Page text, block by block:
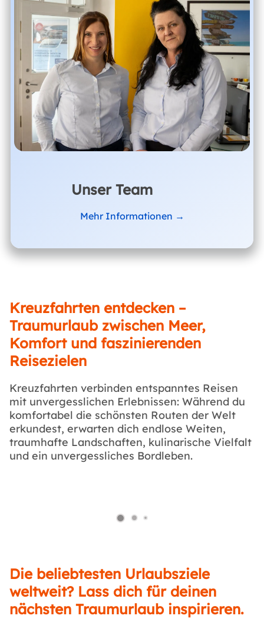
Unser Team
Mehr Informationen →
Kreuzfahrten entdecken –
Traumurlaub zwischen Meer,
Komfort und faszinierenden
Reisezielen
Kreuzfahrten verbinden entspanntes Reisen
mit unvergesslichen Erlebnissen: Während du
komfortabel die schönsten Routen der Welt
erkundest, erwarten dich endlose Weiten,
traumhafte Landschaften, kulinarische Vielfalt
und ein unvergessliches Bordleben.
Die beliebtesten Urlaubsziele
weltweit? Lass dich für deinen
nächsten Traumurlaub inspirieren.